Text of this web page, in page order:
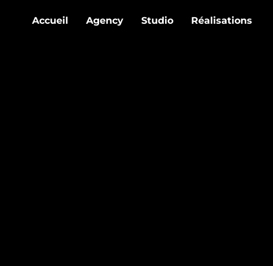
Accueil Agency Studio Réalisations